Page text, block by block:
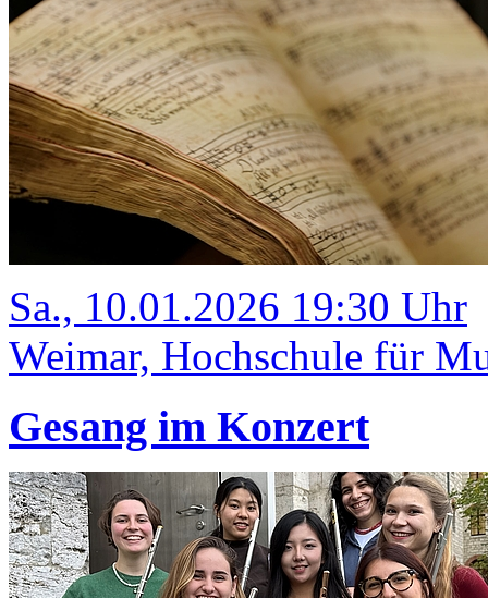
Sa., 10.01.2026 19:30 Uhr
Weimar, Hochschule für
Gesang im Konzert